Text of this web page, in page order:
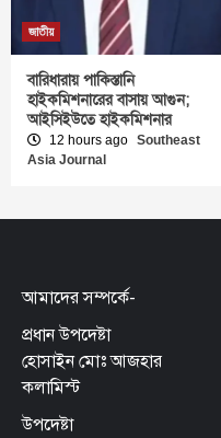
জাতীয়
বারিধারায় পাকিস্তানি
হাইকমিশনারের বাসায় আগুন;
আইসিইউতে হাইকমিশনার
12 hours ago Southeast
Asia Journal
আমাদের সম্পর্কে-
প্রধান উপদেষ্টা
হোসাইন মোঃ আজহার
কলামিস্ট
উপদেষ্টা